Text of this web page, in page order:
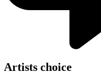
Artists choice